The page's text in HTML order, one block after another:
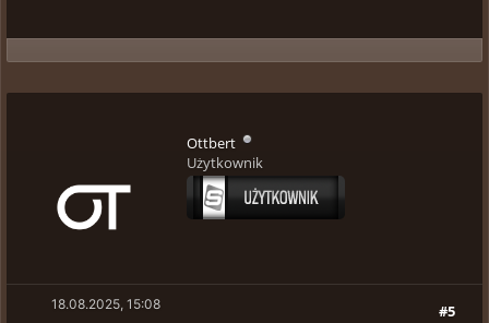
Ottbert
Użytkownik
#5
18.08.2025, 15:08